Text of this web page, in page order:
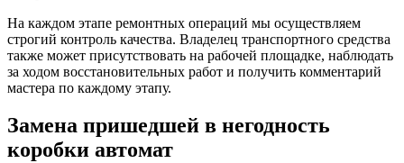
На каждом этапе ремонтных операций мы осуществляем
строгий контроль качества. Владелец транспортного средства
также может присутствовать на рабочей площадке, наблюдать
за ходом восстановительных работ и получить комментарий
мастера по каждому этапу.
Замена пришедшей в негодность
коробки автомат